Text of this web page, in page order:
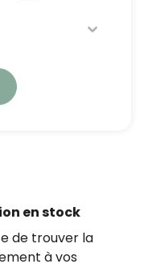
:
conformément
téléphone,
sur
en stock
de trouver la
à vos